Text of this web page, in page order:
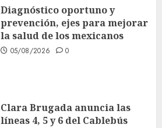
Diagnóstico oportuno y
prevención, ejes para mejorar
la salud de los mexicanos
05/08/2026 0
Clara Brugada anuncia las
líneas 4, 5 y 6 del Cablebús